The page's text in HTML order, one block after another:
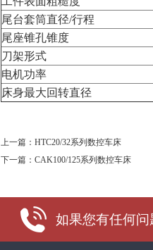
尾台套筒直径/行程
尾座锥孔锥度
刀架形式
电机功率
床身最大回转直径
上一篇： HTC20/32系列数控车床
下一篇： CAK100/125系列数控车床
如果您有任何问